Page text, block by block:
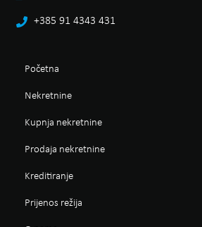
+385 91 4343 431
Početna
Nekretnine
Kupnja nekretnine
Prodaja nekretnine
Kreditiranje
Prijenos režija